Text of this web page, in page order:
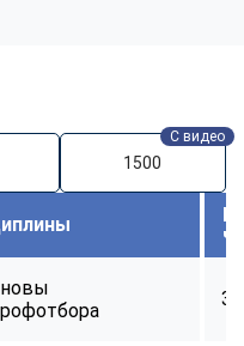
С видео
1500
32